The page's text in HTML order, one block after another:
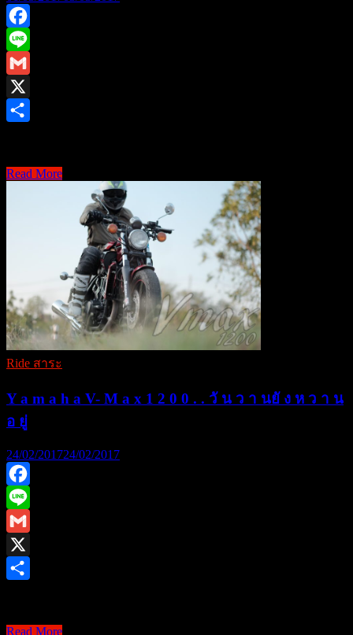
ทรง
กระ
เท
ยกัน
EP.2
Facebook
Line
Gmail
X
มา
มอเตอร์ไซค์
ทรง
กระ
เท
ยกัน
Read More
Ride สาระ
Y a m a h a V- M a x 1 2 0 0 . . วั น ว า นยั ง ห ว า น
อ ยู่
24/02/201724/02/2017
Facebook
Line
Gmail
X
Y
Read More